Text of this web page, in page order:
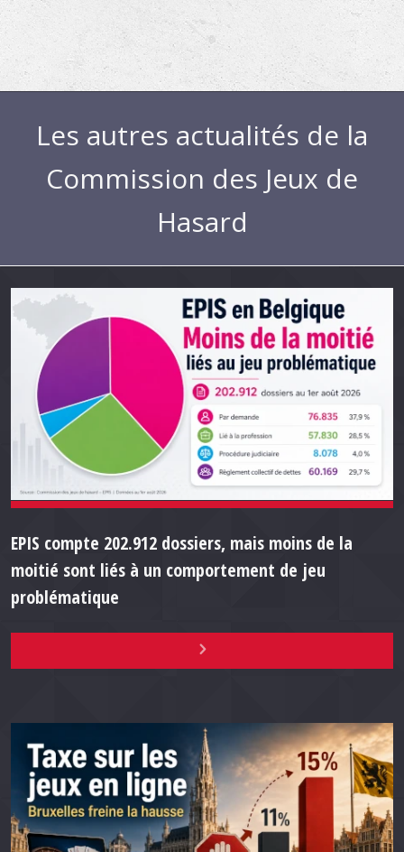
Les autres actualités de la
Commission des Jeux de
Hasard
EPIS compte 202.912 dossiers, mais moins de la
moitié sont liés à un comportement de jeu
problématique